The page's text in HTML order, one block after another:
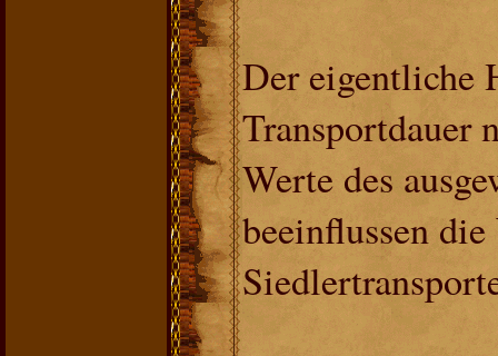
Der eigentliche
Transportdauer
Werte des
beeinflussen